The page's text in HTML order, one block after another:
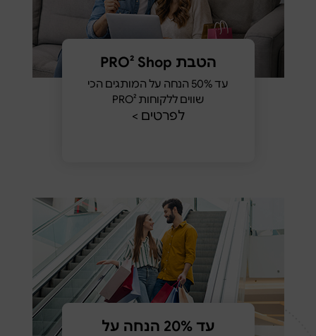
הטבת PRO² Shop
עד 50% הנחה על המותגים הכי
שווים ללקוחות PRO²
לפרטים >
עד 20% הנחה על